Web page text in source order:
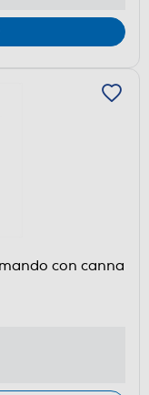
con canna